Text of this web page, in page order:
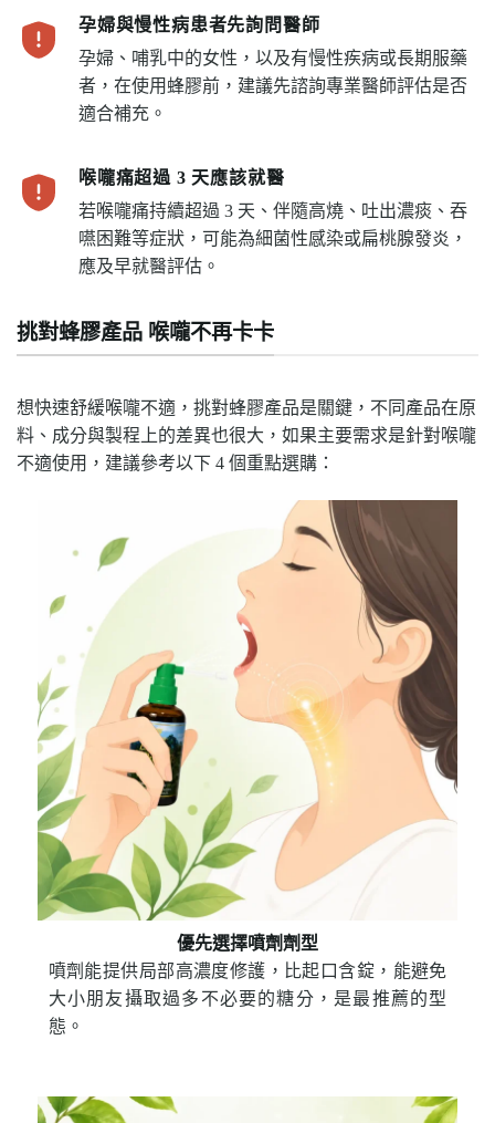
孕婦與慢性病患者先詢問醫師
孕婦、哺乳中的女性，以及有慢性疾病或長期服藥
者，在使用蜂膠前，建議先諮詢專業醫師評估是否
適合補充。
喉嚨痛超過 3 天應該就醫
若喉嚨痛持續超過 3 天、伴隨高燒、吐出濃痰、吞
嚥困難等症狀， 可能為細菌性感染或扁桃腺發炎，
應及早就醫評估。
挑對蜂膠產品 喉嚨不再卡卡
想快速舒緩喉嚨不適，挑對蜂膠產品是關鍵，不同產品在原
料、成分與製程上的差異也很大，如果主要需求是針對喉嚨
不適使用，建議參考以下 4 個重點選購：
優先選擇噴劑劑型
噴劑能提供局部高濃度修護，比起口含錠，能避免
大小朋友攝取過多不必要的糖分，是最推薦的型
態。